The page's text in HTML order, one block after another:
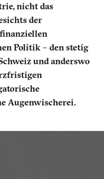
nicht das
der
Politik – den stetig
und anderswo
Augenwischerei.